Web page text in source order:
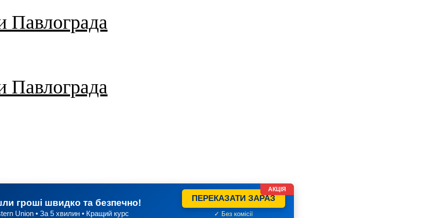
Павлограда
Павлограда
гроші швидко та безпечно!
Union • За 5 хвилин • Кращий курс
ПЕРЕКАЗАТИ ЗАРАЗ
✓ Без комісії
АКЦІЯ